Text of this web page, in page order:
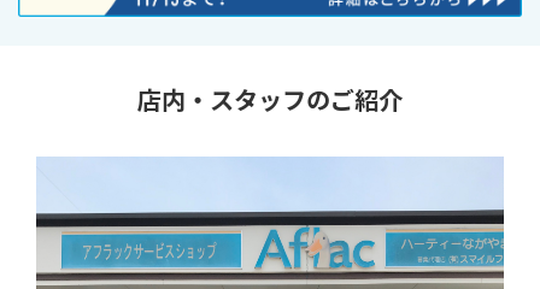
店内・スタッフのご紹介